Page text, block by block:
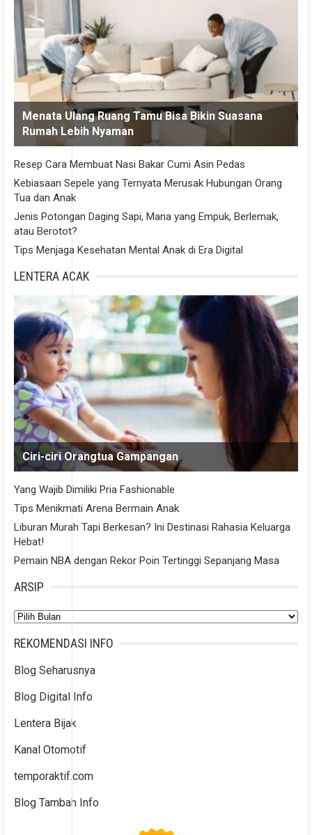
Menata Ulang Ruang Tamu Bisa Bikin Suasana
Rumah Lebih Nyaman
Resep Cara Membuat Nasi Bakar Cumi Asin Pedas
Kebiasaan Sepele yang Ternyata Merusak Hubungan Orang
Tua dan Anak
Jenis Potongan Daging Sapi, Mana yang Empuk, Berlemak,
atau Berotot?
Tips Menjaga Kesehatan Mental Anak di Era Digital
LENTERA ACAK
Ciri-ciri Orangtua Gampangan
Yang Wajib Dimiliki Pria Fashionable
Tips Menikmati Arena Bermain Anak
Liburan Murah Tapi Berkesan? Ini Destinasi Rahasia Keluarga
Hebat!
Pemain NBA dengan Rekor Poin Tertinggi Sepanjang Masa
ARSIP
Arsip
REKOMENDASI INFO
Blog Seharusnya
Blog Digital Info
Lentera Bijak
Kanal Otomotif
temporaktif.com
Blog Tambah Info